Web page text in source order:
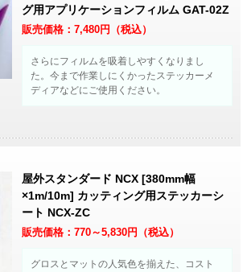
グ用アプリケーションフィルム GAT-02Z
販売価格：7,480円（税込）
さらにフィルムを吸着しやすくなりまし
た。今まで作業しにくかったステッカーメ
ディアなどにご使用ください。
屋外スタンダード NCX [380mm幅
×1m/10m] カッティング用ステッカーシ
ート NCX-ZC
販売価格：770～5,830円（税込）
グロスとマットの人気色を揃えた、コスト